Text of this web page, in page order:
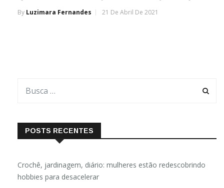
By Luzimara Fernandes 21 De Abril De 2021
POSTS RECENTES
Crochê, jardinagem, diário: mulheres estão redescobrindo
hobbies para desacelerar